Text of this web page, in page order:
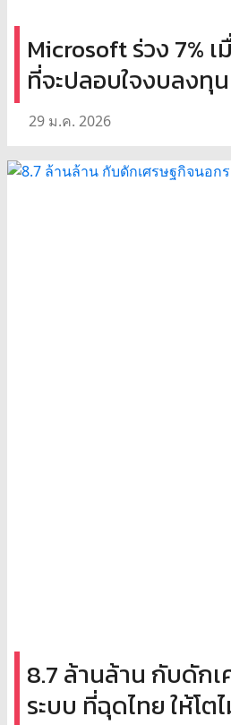
Microsoft ร่วง 7%
ที่จะปลอบใจงบลงทุ
29 ม.ค. 2026
8.7 ล้านล้าน กับดัก
ระบบ ที่ฉุดไทย ให้โต